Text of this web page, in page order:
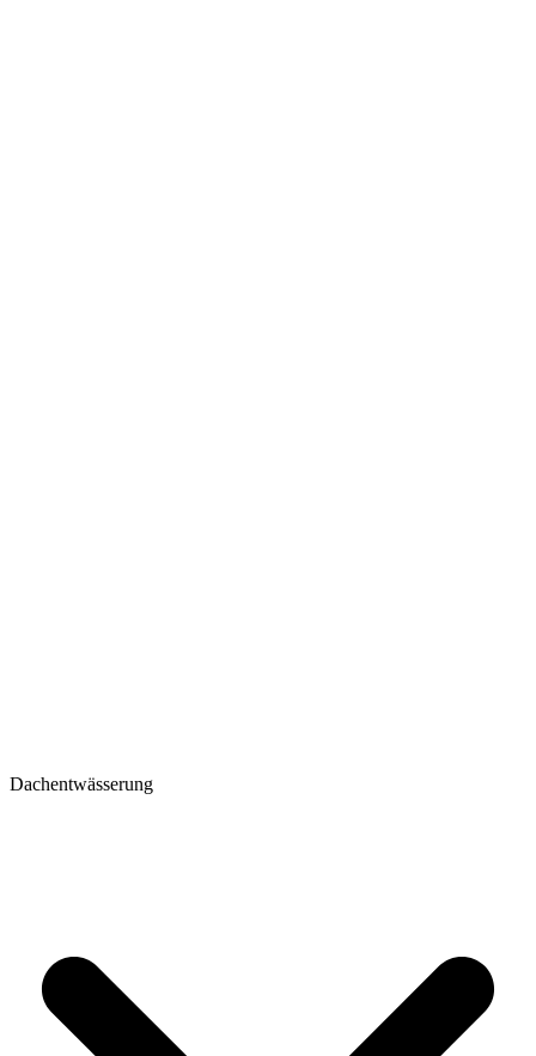
Dachentwässerung